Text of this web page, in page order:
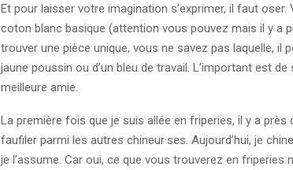
Et pour laisser votre imagination s’exprimer, il faut
coton blanc basique (attention vous pouvez mais il y a
trouver une pièce unique, vous ne savez pas laquelle, il
jaune poussin ou d’un bleu de travail. L’important est de
meilleure amie.
La première fois que je suis allée en friperies, il y a près
faufiler parmi les autres chineur·ses. Aujourd’hui, je
je l’assume. Car oui, ce que vous trouverez en